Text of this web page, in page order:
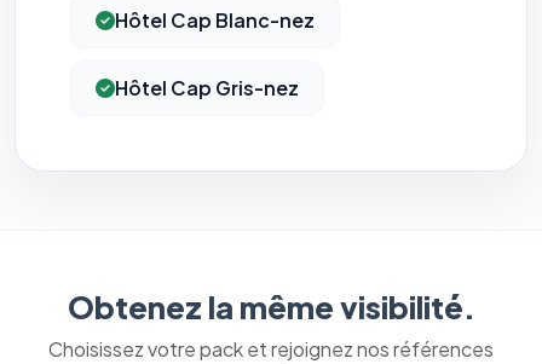
Hôtel Cap Blanc-nez
Hôtel Cap Gris-nez
Obtenez la même visibilité.
Choisissez votre pack et rejoignez nos références